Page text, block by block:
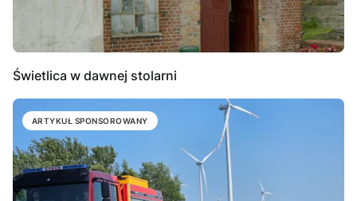
Świetlica w dawnej stolarni
ARTYKUŁ SPONSOROWANY